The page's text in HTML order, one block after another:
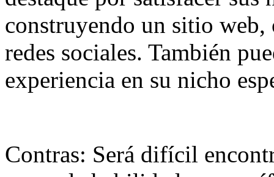
construyendo un sitio web,
redes sociales. También
experiencia en su nicho
Contras: Será difícil